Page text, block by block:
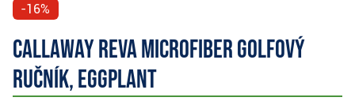
-16%
Callaway Reva Microfiber golfový
ručník, eggplant